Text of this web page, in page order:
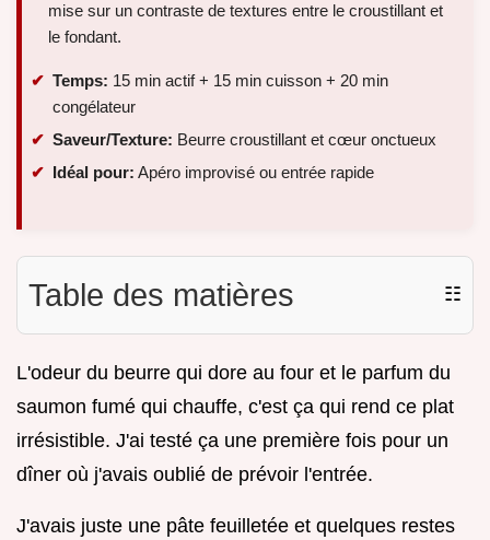
mise sur un contraste de textures entre le croustillant et
le fondant.
Temps: 15 min actif + 15 min cuisson + 20 min
congélateur
Saveur/Texture: Beurre croustillant et cœur onctueux
Idéal pour: Apéro improvisé ou entrée rapide
Table des matières ☷
L'odeur du beurre qui dore au four et le parfum du
saumon fumé qui chauffe, c'est ça qui rend ce plat
irrésistible. J'ai testé ça une première fois pour un
dîner où j'avais oublié de prévoir l'entrée.
J'avais juste une pâte feuilletée et quelques restes